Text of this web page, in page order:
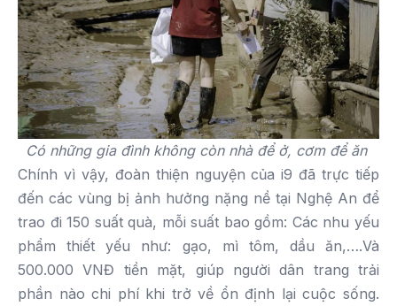
Có những gia đình không còn nhà để ở, cơm để ăn
Chính vì vậy, đoàn thiện nguyện của i9 đã trực tiếp
đến các vùng bị ảnh hưởng nặng nề tại Nghệ An để
trao đi 150 suất quà, mỗi suất bao gồm: Các nhu yếu
phẩm thiết yếu như: gạo, mì tôm, dầu ăn,….Và
500.000 VNĐ tiền mặt, giúp người dân trang trải
phần nào chi phí khi trở về ổn định lại cuộc sống.